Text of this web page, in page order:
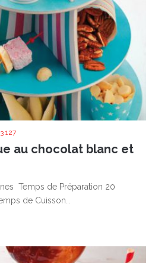
3 127
au chocolat blanc et
Temps de Préparation 20
de Cuisson…